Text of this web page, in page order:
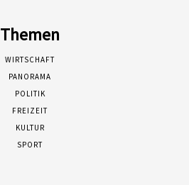
Themen
WIRTSCHAFT
PANORAMA
POLITIK
FREIZEIT
KULTUR
SPORT